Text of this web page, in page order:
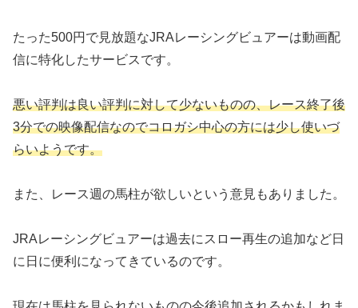
たった500円で見放題なJRAレーシングビュアーは動画配
信に特化したサービスです。
悪い評判は良い評判に対して少ないものの、レース終了後
3分での映像配信なのでコロガシ中心の方には少し使いづ
らいようです。
また、レース週の馬柱が欲しいという意見もありました。
JRAレーシングビュアーは過去にスロー再生の追加など日
に日に便利になってきているのです。